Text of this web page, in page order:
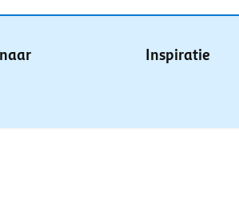
Inspiratie